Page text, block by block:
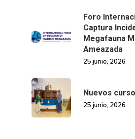
Foro
Captura
Megafauna
Ameazada
25 junio, 2026
Nuevos
25 junio, 2026